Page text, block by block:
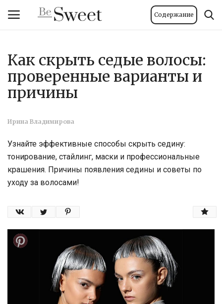
Вход Регистрация
Главная
Мода
Красота
Стиль жизни
Как скрыть седые волосы:
проверенные варианты и
причины
Ирина Владимирова
Узнайте эффективные способы скрыть седину:
тонирование, стайлинг, маски и профессиональные
крашения. Причины появления седины и советы по
уходу за волосами!
Содержание